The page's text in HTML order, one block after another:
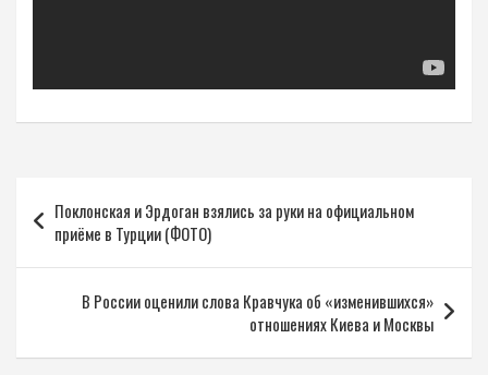
по
записям
Поклонская и Эрдоган взялись за руки на официальном
приёме в Турции (ФОТО)
В России оценили слова Кравчука об «изменившихся»
отношениях Киева и Москвы